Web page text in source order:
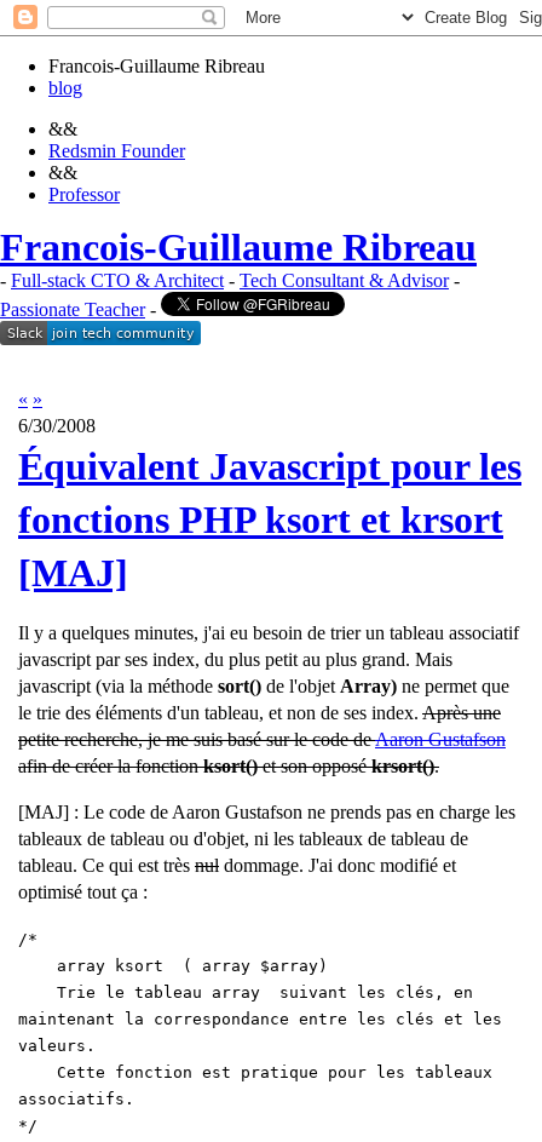
Francois-Guillaume Ribreau
blog
&&
Redsmin Founder
&&
Professor
Francois-Guillaume Ribreau
- Full-stack CTO & Architect - Tech Consultant & Advisor-
Passionate Teacher-
« »
6/30/2008
Équivalent Javascript pour les
fonctions PHP ksort et krsort
[MAJ]
r
a
n
c
o
i
-
G
u
l
u
e
Il y a quelques minutes, j'ai eu besoin de trier un tableau associatif
javascript par ses index, du plus petit au plus grand. Mais
javascript (via la méthode sort() de l'objet Array) ne permet que
le trie des éléments d'un tableau, et non de ses index. Après une
petite recherche, je me suis basé sur le code deAaron Gustafson
afin de créer la fonctionksort()et son opposékrsort().
[MAJ] : Le code de Aaron Gustafson ne prends pas en charge les
tableaux de tableau ou d'objet, ni les tableaux de tableau de
tableau. Ce qui est très nul dommage. J'ai donc modifié et
optimisé tout ça :
/*
array ksort ( array $array)
Trie le tableau array suivant les clés, en
maintenant la correspondance entre les clés et les
valeurs.
Cette fonction est pratique pour les tableaux
associatifs.
*/